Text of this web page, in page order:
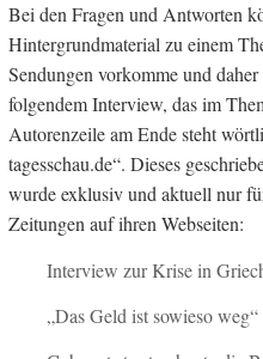
Bei den Fragen und Antworten
Hintergrundmaterial zu einem
Sendungen vorkomme und
folgendem Interview, das im
Autorenzeile am Ende steht
tagesschau.de“. Dieses
wurde exklusiv und aktuell nur
Zeitungen auf ihren Webseiten:
Interview zur Krise in
„Das Geld ist sowieso weg“